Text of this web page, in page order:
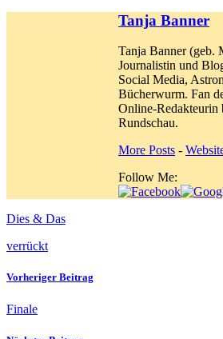
Tanja Banner
Tanja Banner (geb.
Journalistin und
Social Media,
Bücherwurm. Fan
Online-Redakteurin
Rundschau.
More Posts -
Follow Me:
Dies & Das
verrückt
Vorheriger Beitrag
Finale